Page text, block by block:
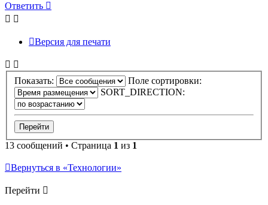
Ответить
Версия для печати
Показать:
Поле сортировки:
SORT_DIRECTION:
13 сообщений • Страница 1 из 1
Вернуться в «Технологии»
Перейти